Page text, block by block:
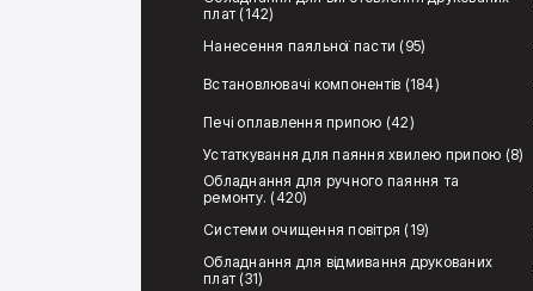
плат (142)
Нанесення паяльної пасти (95)
Встановлювачі компонентів (184)
Печі оплавлення припою (42)
Устаткування для паяння хвилею припою (8)
Обладнання для ручного паяння та
ремонту. (420)
Системи очищення повітря (19)
Обладнання для відмивання друкованих
плат (31)